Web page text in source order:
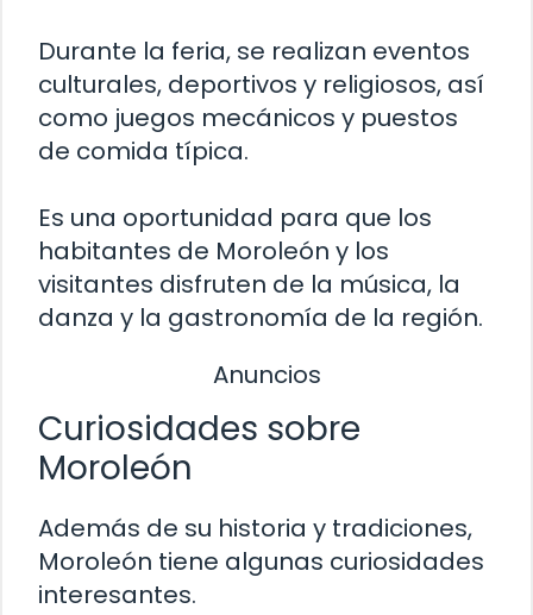
Durante la feria, se realizan eventos
culturales, deportivos y religiosos, así
como juegos mecánicos y puestos
de comida típica.
Es una oportunidad para que los
habitantes de Moroleón y los
visitantes disfruten de la música, la
danza y la gastronomía de la región.
Anuncios
Curiosidades sobre
Moroleón
Además de su historia y tradiciones,
Moroleón tiene algunas curiosidades
interesantes.